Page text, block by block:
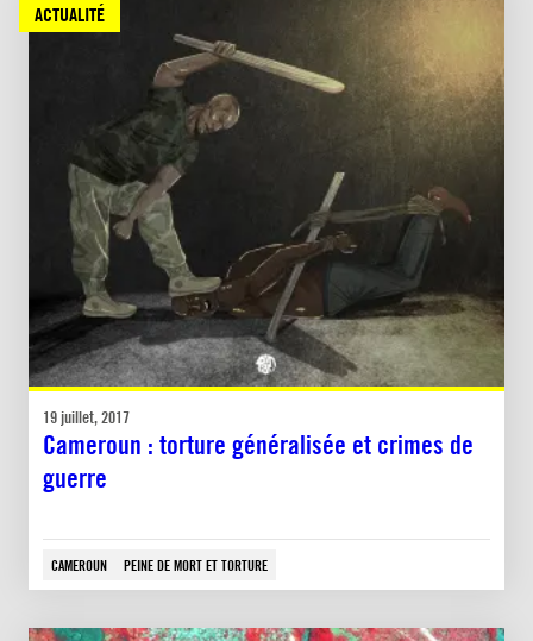
ACTUALITÉ
19 juillet, 2017
Cameroun : torture généralisée et crimes de
guerre
CAMEROUN PEINE DE MORT ET TORTURE